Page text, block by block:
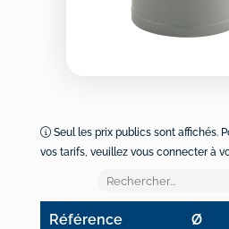
Seul les prix publics sont affichés.
vos tarifs, veuillez vous connecter à
Référence Ø